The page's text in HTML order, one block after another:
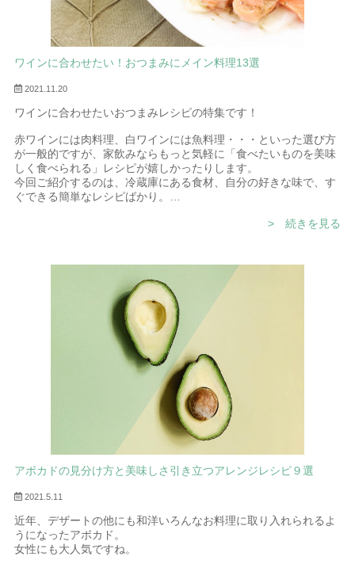
ワインに合わせたい！おつまみにメイン料理13選
2021.11.20
ワインに合わせたいおつまみレシピの特集です！
赤ワインには肉料理、白ワインには魚料理・・・といった選び方
が一般的ですが、家飲みならもっと気軽に「食べたいものを美味
しく食べられる」レシピが嬉しかったりします。
今回ご紹介するのは、冷蔵庫にある食材、自分の好きな味で、す
ぐできる簡単なレシピばかり。
> 続きを見る
アボカドの見分け方と美味しさ引き立つアレンジレシピ９選
2021.5.11
近年、デザートの他にも和洋いろんなお料理に取り入れられるよ
うになったアボカド。
女性にも大人気ですね。